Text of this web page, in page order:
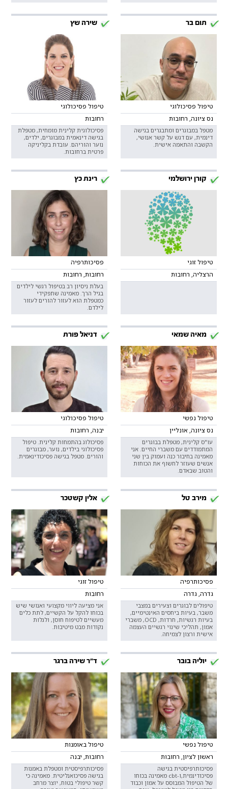
תום בר
טיפול פסיכולוגי
נס ציונה, רחובות
מטפל במבוגרים ומתבגרים בגישה
דינמית, עם דגש על קשר אנושי,
הקשבה והתאמה אישית.
שירה שץ
טיפול פסיכולוגי
רחובות
פסיכולוגית קלינית מומחית, מטפלת
בגישה דינאמית במבוגרים, ילדים,
נוער והוריהם. עובדת בקליניקה
פרטית ברחובות.
קורן ירושלמי
טיפול זוגי
הרצליה, רחובות
רינת כץ
פסיכותרפיה
רחובות, רחובות
בעלת ניסיון רב בטיפול רגשי לילדים
בגיל הרך. מאמינה שתפקידי
כמטפלת הוא לעזור להורים לעזור
לילדם.
מאיה שמאי
טיפול נפשי
נס ציונה, אונליין
עו"ס קלינית, מטפלת בבוגרים
המתמודדים עם משברי החיים. אני
מאמינה בחיבור כנה ועמוק בין שני
אנשים שעוזר לחשוף את הכוחות
והטוב שבאדם.
דניאל פורת
טיפול פסיכולוגי
יבנה, רחובות
פסיכולוג בהתמחות קלינית. טיפול
פסיכולוגי בילדים, נוער, מבוגרים
והורים. מטפל בגישה פסיכודינאמית.
מירב טל
פסיכותרפיה
גדרה, גדרה
טיפולים לבוגרים וצעירים במצבי
משבר, בעיות ביחסים האינטימיים,
בעיות רגשיות, חרדות, OCD, משברי
אמון, תהליכי שינוי רגשיים העצמה
אישית ורצון לצמיחה.
אלין קשטכר
טיפול זוגי
רחובות
אני מציעה ליווי מקצועי ואנושי שיש
בכוחו להקל על הקשיים, לתת כלים
מעשיים לטיפוח חוסן, ולגלות
נקודות מבט מיטיבות.
יוליה בובר
טיפול נפשי
ראשון לציון, רחובות
פסיכותרפיסטית בגישה
פסיכודינמית,ו-cbt מאמינה בכוחו
של הטיפול המבוסס על אמון וכבוד
ד"ר שירה ברגר
טיפול באומנות
רחובות, יבנה
פסיכותרפיסטית ומטפלת באמנות
בגישה פסיכואנליטית. מאמינה כי
קשר טיפולי בטוח, יוצר מרחב